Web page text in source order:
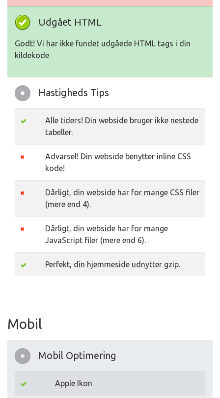
Udgået HTML
Godt! Vi har ikke fundet udgåede HTML tags i din
kildekode
Hastigheds Tips
Alle tiders! Din webside bruger ikke nestede
tabeller.
Advarsel! Din webside benytter inline CSS
kode!
Dårligt, din webside har for mange CSS filer
(mere end 4).
Dårligt, din webside har for mange
JavaScript filer (mere end 6).
Perfekt, din hjemmeside udnytter gzip.
Mobil
Mobil Optimering
Apple Ikon